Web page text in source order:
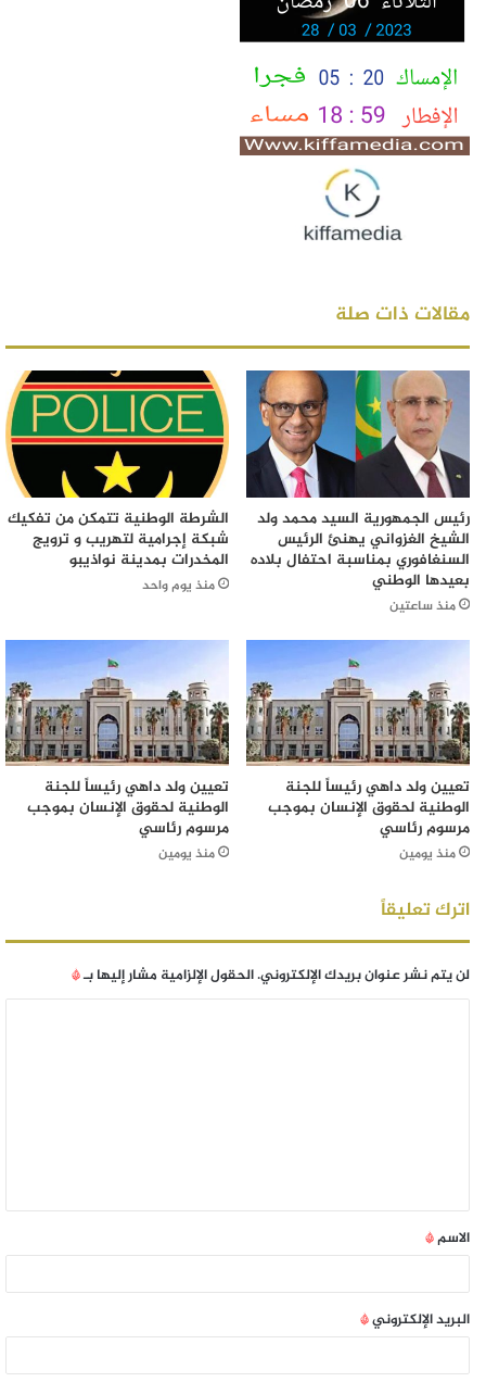
مقالات ذات صلة
رئيس الجمهورية السيد محمد ولد
الشيخ الغزواني يهنئ الرئيس
السنغافوري بمناسبة احتفال بلاده
بعيدها الوطني
منذ ساعتين
الشرطة الوطنية تتمكن من تفكيك
شبكة إجرامية لتهريب و ترويج
المخدرات بمدينة نواذيبو
منذ يوم واحد
تعيين ولد داهي رئيساً للجنة
الوطنية لحقوق الإنسان بموجب
مرسوم رئاسي
منذ يومين
تعيين ولد داهي رئيساً للجنة
الوطنية لحقوق الإنسان بموجب
مرسوم رئاسي
منذ يومين
اترك تعليقاً
لن يتم نشر عنوان بريدك الإلكتروني.الحقول الإلزامية مشار إليها بـ*
الاسم*
البريد الإلكتروني*